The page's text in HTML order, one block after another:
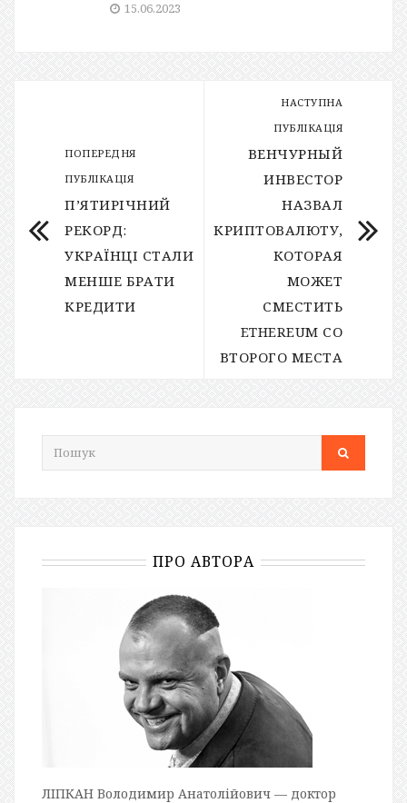
15.06.2023
ПОПЕРЕДНЯ
ПУБЛІКАЦІЯ
П’ЯТИРІЧНИЙ
РЕКОРД:
УКРАЇНЦІ СТАЛИ
МЕНШЕ БРАТИ
КРЕДИТИ
НАСТУПНА
ПУБЛІКАЦІЯ
ВЕНЧУРНЫЙ
ИНВЕСТОР
НАЗВАЛ
КРИПТОВАЛЮТУ,
КОТОРАЯ
МОЖЕТ
СМЕСТИТЬ
ETHEREUM СО
ВТОРОГО МЕСТА
ПРО АВТОРА
ЛІПКАН Володимир Анатолійович — доктор